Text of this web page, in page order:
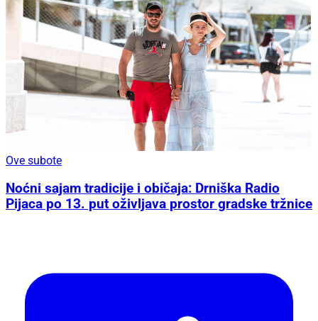
Ove subote
Noćni sajam tradicije i običaja: Drniška Radio
Pijaca po 13. put oživljava prostor gradske tržnice